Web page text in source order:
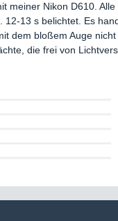
meiner Nikon D610.
13 s belichtet. Es
dem bloßem Auge
die frei von